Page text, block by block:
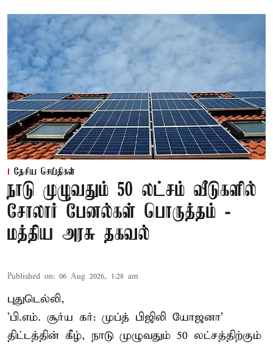
தேசிய செய்திகள்
நாடு முழுவதும் 50 லட்சம் வீடுகளில்
சோலார் பேனல்கள் பொருத்தம் -
மத்திய அரசு தகவல்
Published on: 06 Aug 2026, 1:28 am
புதுடெல்லி,
'பி.எம். சூர்ய கர்: முப்த் பிஜிலி யோஜனா'
திட்டத்தின் கீழ், நாடு முழுவதும் 50 லட்சத்திற்கும்